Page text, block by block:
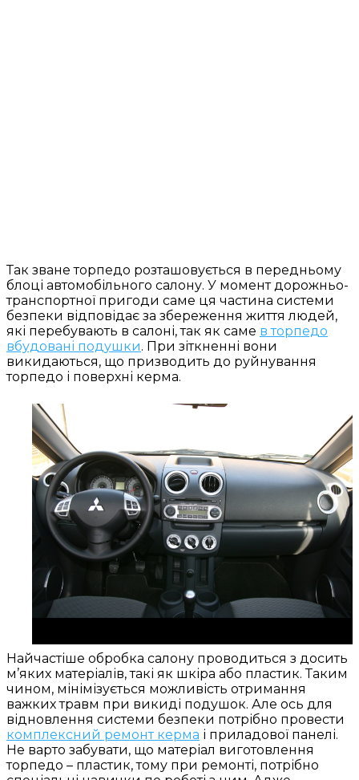
Так зване торпедо розташовується в передньому
блоці автомобільного салону. У момент дорожньо-
транспортної пригоди саме ця частина системи
безпеки відповідає за збереження життя людей,
які перебувають в салоні, так як саме в торпедо
вбудовані подушки. При зіткненні вони
викидаються, що призводить до руйнування
торпедо і поверхні керма.
Найчастіше обробка салону проводиться з досить
м’яких матеріалів, такі як шкіра або пластик. Таким
чином, мінімізується можливість отримання
важких травм при викиді подушок. Але ось для
відновлення системи безпеки потрібно провести
комплексний ремонт керма і приладової панелі.
Не варто забувати, що матеріал виготовлення
торпедо – пластик, тому при ремонті, потрібно